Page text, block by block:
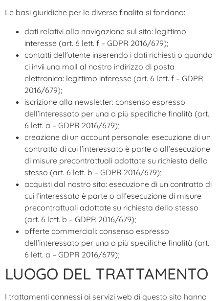
Le basi giuridiche per le diverse finalità si fondano:
dati relativi alla navigazione sul sito: legittimo
interesse (art. 6 lett. f – GDPR 2016/679);
contatti dell’utente inserendo i dati richiesti o quando
ci invii una mail al nostro indirizzo di posta
elettronica: legittimo interesse (art. 6 lett. f – GDPR
2016/679);
iscrizione alla newsletter: consenso espresso
dell’interessato per una o più specifiche finalità (art.
6 lett. a – GDPR 2016/679);
creazione di un account personale: esecuzione di un
contratto di cui l’interessato è parte o all’esecuzione
di misure precontrattuali adottate su richiesta dello
stesso (art. 6 lett. b – GDPR 2016/679);
acquisti dal nostro sito: esecuzione di un contratto di
cui l’interessato è parte o all’esecuzione di misure
precontrattuali adottate su richiesta dello stesso
(art. 6 lett. b – GDPR 2016/679);
offerte commerciali: consenso espresso
dell’interessato per una o più specifiche finalità (art.
6 lett. a – GDPR 2016/679);
LUOGO DEL TRATTAMENTO
I trattamenti connessi ai servizi web di questo sito hanno